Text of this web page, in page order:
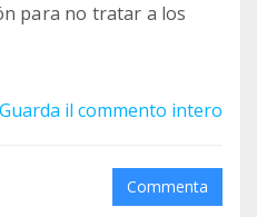
para no tratar a los
Guarda il commento intero
Commenta